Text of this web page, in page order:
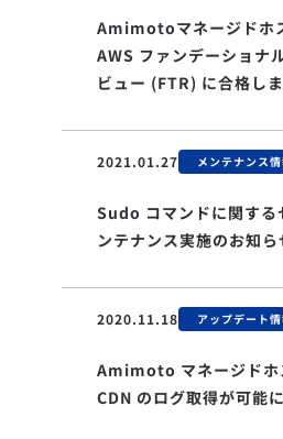
Amimotoマネージドホ
AWS ファンデーショナ
ビュー (FTR) に合格し
2021.01.27 メンテナンス
Sudo コマンドに関する
ンテナンス実施のお知ら
2020.11.18 アップデート
Amimoto マネージドホ
CDN のログ取得が可能